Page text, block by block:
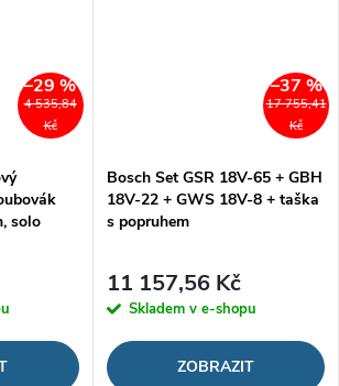
4 535,84
Kč
–29 %
solo
17 755,41
Kč
–37 %
Bosch Set GSR 18V-65 + GBH
18V-22 + GWS 18V-8 + taška
s popruhem
11 157,56 Kč
Skladem v e-shopu
ZOBRAZIT